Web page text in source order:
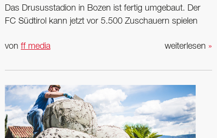
Das Drususstadion in Bozen ist fertig umgebaut. Der
FC Südtirol kann jetzt vor 5.500 Zuschauern spielen
weiterlesen »
von ff media